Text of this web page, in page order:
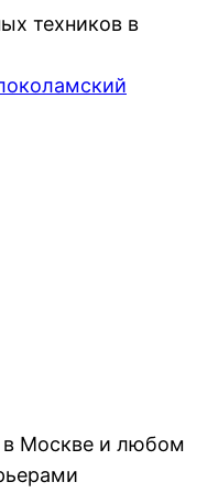
техников в
в Москве и любом